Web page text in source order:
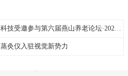
上一篇：呵康新闻丨呵康科技受邀参与第六届燕山养老论坛·2024暨银发经济产业博览会
灸仪入驻视觉新势力